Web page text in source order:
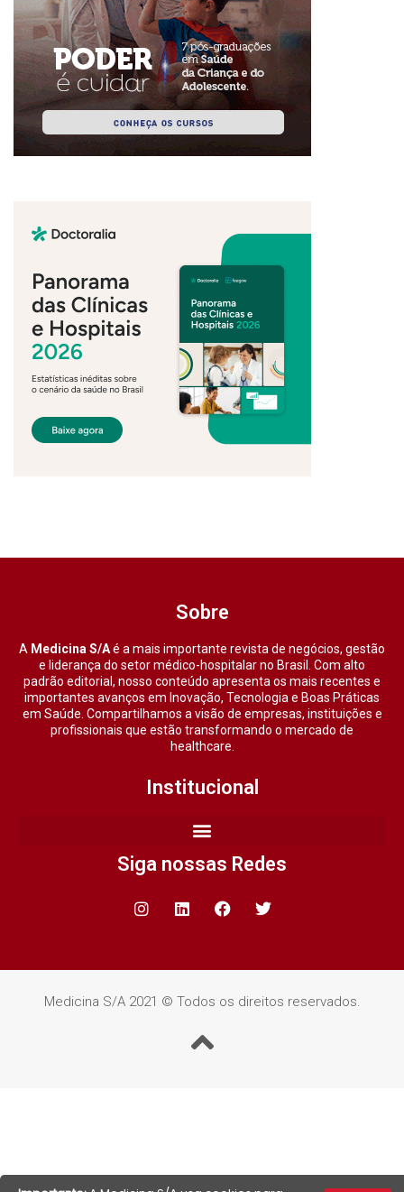
Sobre
A Medicina S/Aé a mais importante revista de negócios, gestão
e liderança do setor médico-hospitalar no Brasil. Com alto
padrão editorial, nosso conteúdo apresenta os mais recentes e
importantes avanços em Inovação, Tecnologia e Boas Práticas
em Saúde. Compartilhamos a visão de empresas, instituições e
profissionais que estão transformando o mercado de
healthcare.
Institucional
Siga nossas Redes
Medicina S/A 2021 © Todos os direitos reservados.